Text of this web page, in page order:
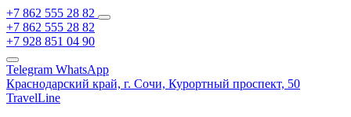
+7 862 555 28 82
+7 862 555 28 82
+7 928 851 04 90
Telegram WhatsApp
Краснодарский край, г. Сочи, Курортный проспект, 50
TravelLine